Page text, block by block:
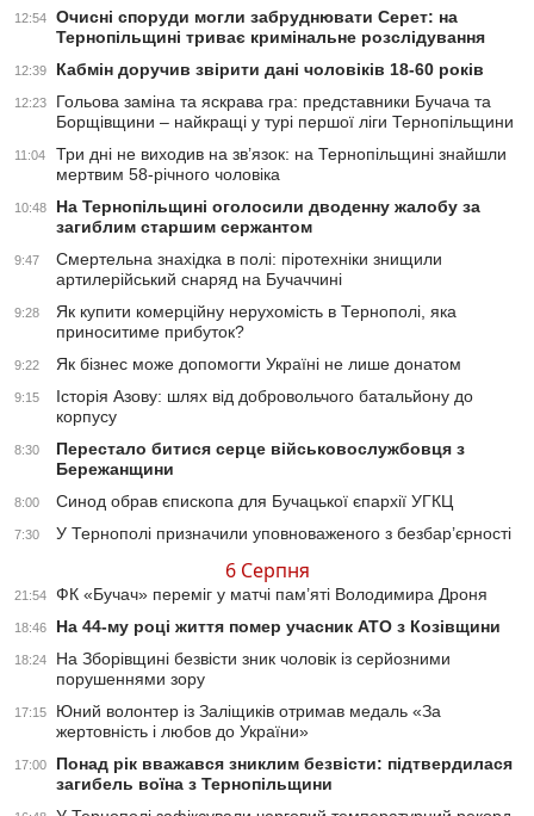
12:54
Очисні споруди могли забруднювати Серет: на
Тернопільщині триває кримінальне розслідування
12:39 Кабмін доручив звірити дані чоловіків 18-60 років
12:23
Гольова заміна та яскрава гра: представники Бучача та
Борщівщини – найкращі у турі першої ліги Тернопільщини
11:04
Три дні не виходив на зв’язок: на Тернопільщині знайшли
мертвим 58-річного чоловіка
10:48
На Тернопільщині оголосили дводенну жалобу за
загиблим старшим сержантом
9:47
Смертельна знахідка в полі: піротехніки знищили
артилерійський снаряд на Бучаччині
9:28
Як купити комерційну нерухомість в Тернополі, яка
приноситиме прибуток?
9:22 Як бізнес може допомогти Україні не лише донатом
9:15
Історія Азову: шлях від добровольчого батальйону до
корпусу
8:30
Перестало битися серце військовослужбовця з
Бережанщини
8:00 Синод обрав єпископа для Бучацької єпархії УГКЦ
7:30 У Тернополі призначили уповноваженого з безбар’єрності
6 Серпня
21:54 ФК «Бучач» переміг у матчі пам’яті Володимира Дроня
18:46 На 44-му році життя помер учасник АТО з Козівщини
18:24
На Зборівщині безвісти зник чоловік із серйозними
порушеннями зору
17:15
Юний волонтер із Заліщиків отримав медаль «За
жертовність і любов до України»
17:00
Понад рік вважався зниклим безвісти: підтвердилася
загибель воїна з Тернопільщини